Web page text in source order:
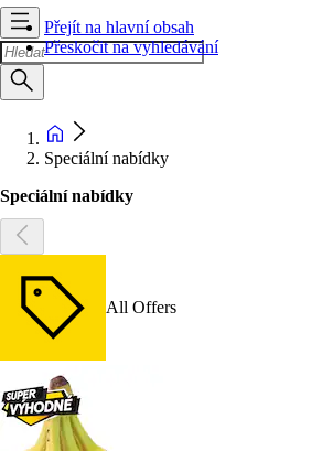
Přejít na hlavní obsah
Přeskočit na vyhledávání
Speciální nabídky
Speciální nabídky
All Offers